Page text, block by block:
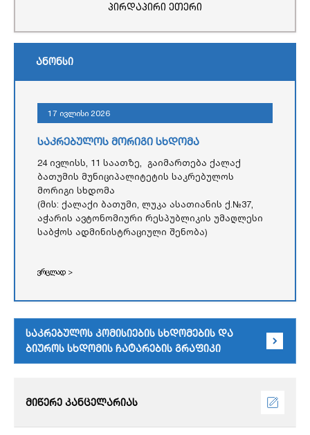
პირდაპირი ეთერი
ანონსი
17 ივლისი 2026
საკრებულოს მორიგი სხდომა
24 ივლისს, 11 საათზე, გაიმართება ქალაქ
ბათუმის მუნიციპალიტეტის საკრებულოს
მორიგი სხდომა
(მის: ქალაქი ბათუმი, ლუკა ასათიანის ქ.№37,
აჭარის ავტონომიური რესპუბლიკის უმაღლესი
საბჭოს ადმინისტრაციული შენობა)
ვრცლად >
საკრებულოს კომისიების სხდომების და
ბიუროს სხდომის ჩატარების გრაფიკი
მიწერე კანცელარიას